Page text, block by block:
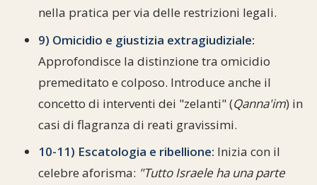
nella pratica per via delle restrizioni legali.
9) Omicidio e giustizia extragiudiziale:
Approfondisce la distinzione tra omicidio
premeditato e colposo. Introduce anche il
concetto di interventi dei "zelanti" (Qanna'im) in
casi di flagranza di reati gravissimi.
10-11) Escatologia e ribellione: Inizia con il
celebre aforisma: "Tutto Israele ha una parte